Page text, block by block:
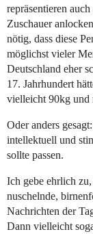
repräsentieren
Zuschauer
nötig, dass diese
möglichst vieler
Deutschland eher
17. Jahrhundert
vielleicht 90kg und
Oder anders
intellektuell und
sollte passen.
Ich gebe ehrlich
nuschelnde,
Nachrichten der
Dann vielleicht